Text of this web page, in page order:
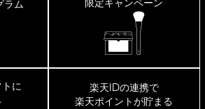
ラム
限定キャンペーン
に
楽天IDの連携で
楽天ポイントが貯まる